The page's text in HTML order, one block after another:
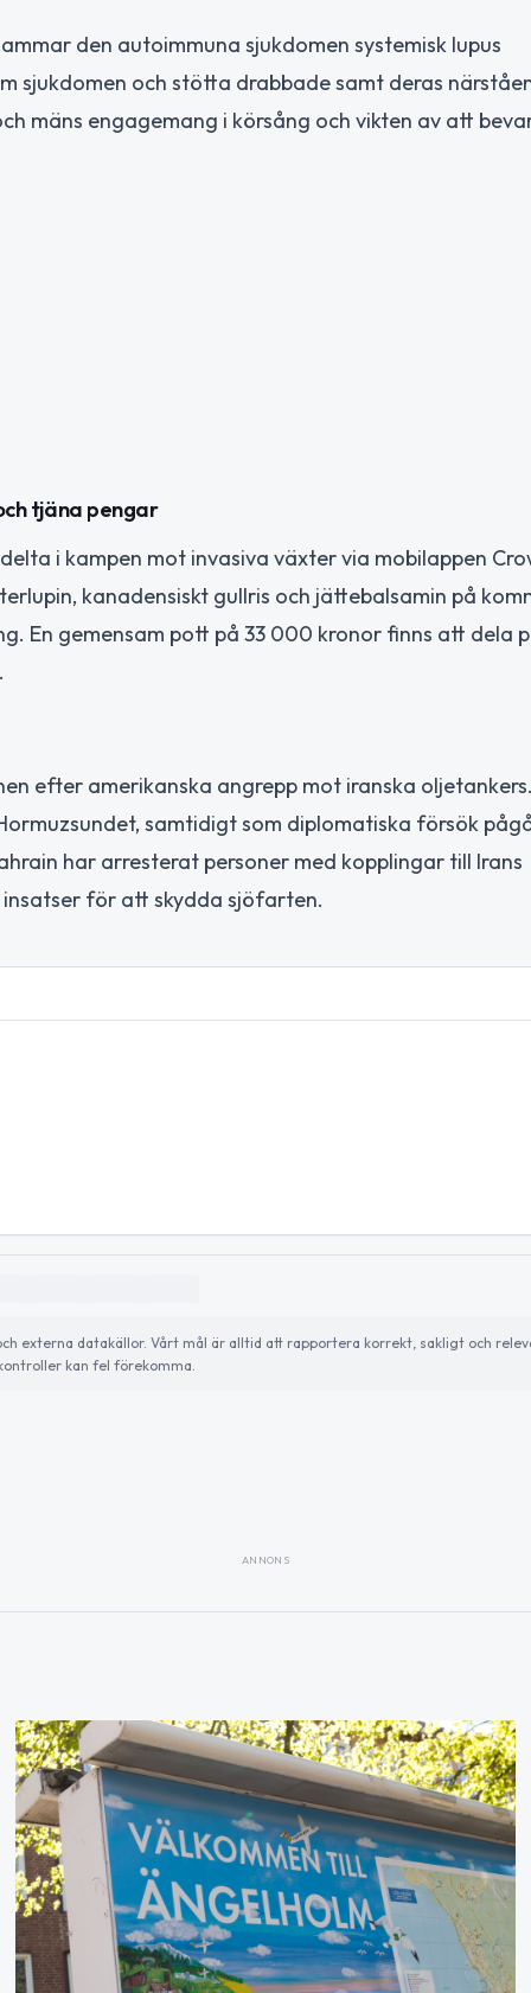
den autoimmuna sjukdomen systemisk lupus
sjukdomen och stötta drabbade samt deras
mäns engagemang i körsång och vikten av att
tjäna pengar
i kampen mot invasiva växter via mobilappen
kanadensiskt gullris och jättebalsamin på
En gemensam pott på 33 000 kronor finns att dela
efter amerikanska angrepp mot iranska
samtidigt som diplomatiska försök
har arresterat personer med kopplingar till Irans
för att skydda sjöfarten.
externa datakällor. Vårt mål är alltid att rapportera korrekt, sakligt och
kan fel förekomma.
ANNONS